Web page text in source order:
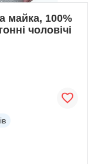
майка, 100%
чоловічі